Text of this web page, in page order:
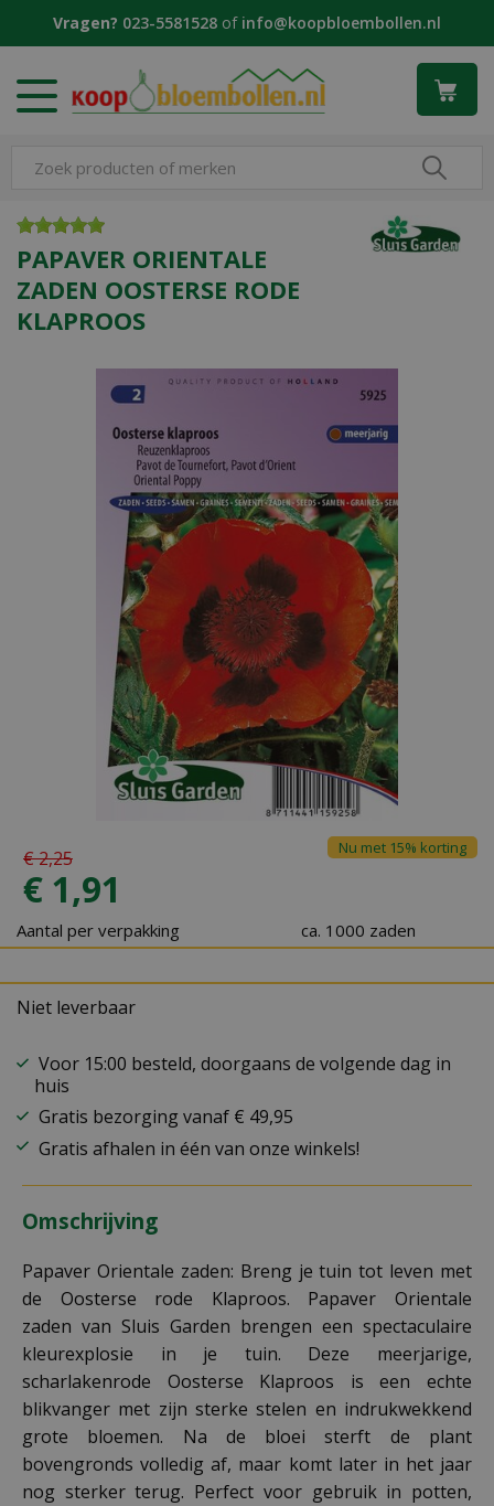
Vragen? 023-5581528 of info@koopbloembollen.nl
PAPAVER ORIENTALE
ZADEN OOSTERSE RODE
KLAPROOS
€2,25
€ 1,91
Nu met 15% korting
Aantal per verpakking ca. 1000 zaden
Niet leverbaar
Voor 15:00 besteld, doorgaans de volgende dag in
huis
Gratis bezorging vanaf € 49,95
Gratis afhalen in één van onze winkels!
Omschrijving
Papaver Orientale zaden: Breng je tuin tot leven met
de Oosterse rode Klaproos. Papaver Orientale
zaden van Sluis Garden brengen een spectaculaire
kleurexplosie in je tuin. Deze meerjarige,
scharlakenrode Oosterse Klaproos is een echte
blikvanger met zijn sterke stelen en indrukwekkend
grote bloemen. Na de bloei sterft de plant
bovengronds volledig af, maar komt later in het jaar
nog sterker terug. Perfect voor gebruik in potten,